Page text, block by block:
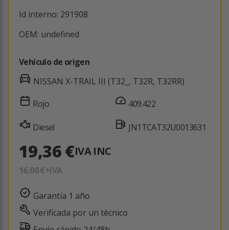
Id interno: 291908
OEM: undefined
Vehículo de origen
NISSAN X-TRAIL III (T32_, T32R, T32RR)
Rojo
Diesel
409.422
JN1TCAT32U0013631
19,36 €IVA INC
16,00 €+IVA
Garantía 1 año
Verificada por un técnico